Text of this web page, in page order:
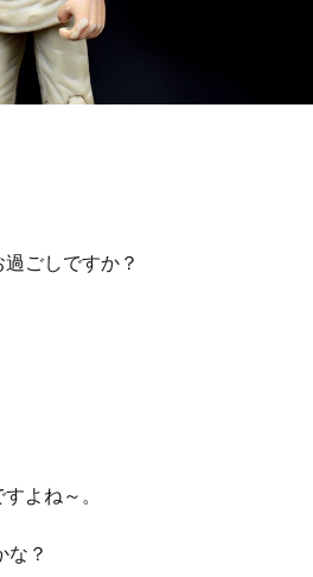
ごしですか？
よね～。
な？